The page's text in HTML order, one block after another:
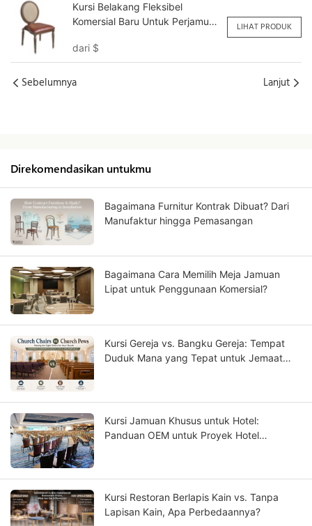
Kursi Belakang Fleksibel
Komersial Baru Untuk Perjamuan
dari $
LIHAT PRODUK
Sebelumnya Lanjut
Direkomendasikan untukmu
Bagaimana Furnitur Kontrak Dibuat? Dari
Manufaktur hingga Pemasangan
Bagaimana Cara Memilih Meja Jamuan
Lipat untuk Penggunaan Komersial?
Kursi Gereja vs. Bangku Gereja: Tempat
Duduk Mana yang Tepat untuk Jemaat
Kursi Jamuan Khusus untuk Hotel:
Panduan OEM untuk Proyek Hotel
Kursi Restoran Berlapis Kain vs. Tanpa
Lapisan Kain, Apa Perbedaannya?